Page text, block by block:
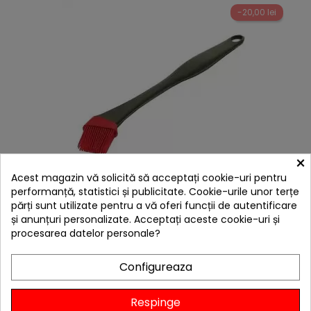
-20,00 lei
Pensula din silicon pentru gratar GrillPro by Broil
King 41090
59,00 lei
39,00 lei
Stoc epuizat
Adaugă în Coș
×
Acest magazin vă solicită să acceptați cookie-uri pentru
performanță, statistici și publicitate. Cookie-urile unor terțe
părți sunt utilizate pentru a vă oferi funcții de autentificare
și anunțuri personalizate. Acceptați aceste cookie-uri și
procesarea datelor personale?
Configureaza
Respinge